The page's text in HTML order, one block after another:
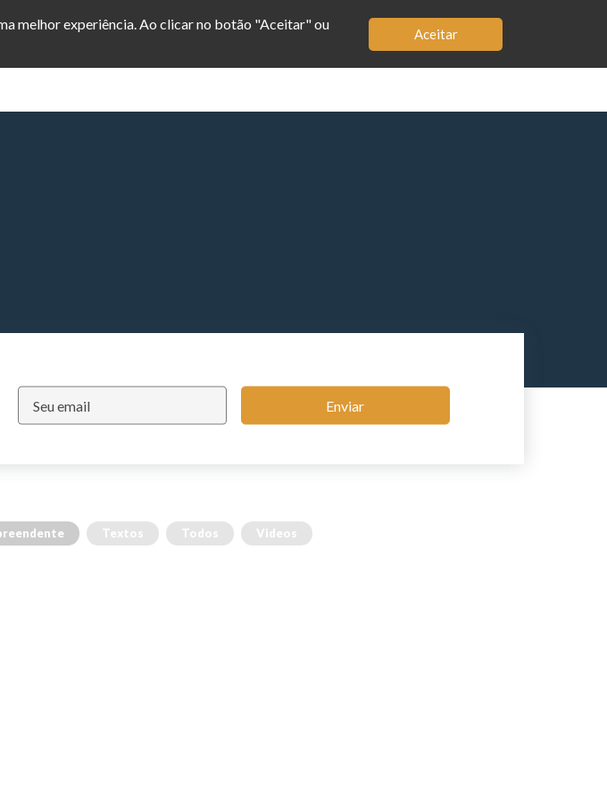
melhor experiência. Ao clicar no botão "Aceitar" ou
Aceitar
BIOGRAFIA
Enviar
Textos Todos Videos